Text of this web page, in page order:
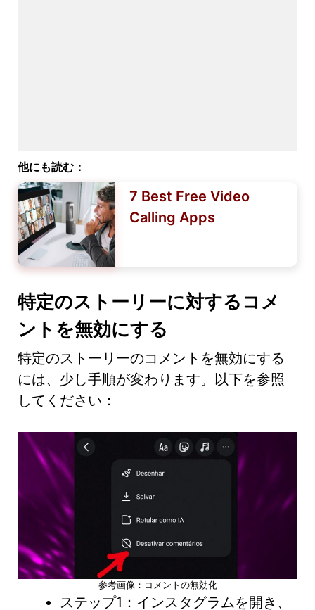
他にも読む：
7 Best Free Video
Calling Apps
特定のストーリーに対するコメ
ントを無効にする
特定のストーリーのコメントを無効にする
には、少し手順が変わります。以下を参照
してください：
参考画像：コメントの無効化
ステップ1：インスタグラムを開き、